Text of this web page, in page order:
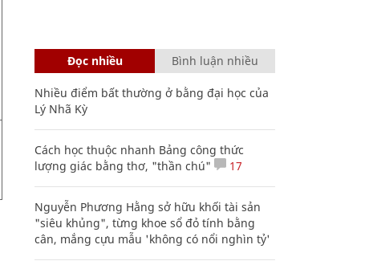
Đọc nhiều Bình luận nhiều
Nhiều điểm bất thường ở bằng đại học của
Lý Nhã Kỳ
Cách học thuộc nhanh Bảng công thức
lượng giác bằng thơ, "thần chú"
17
Nguyễn Phương Hằng sở hữu khối tài sản
"siêu khủng", từng khoe sổ đỏ tính bằng
cân, mắng cựu mẫu 'không có nổi nghìn tỷ'